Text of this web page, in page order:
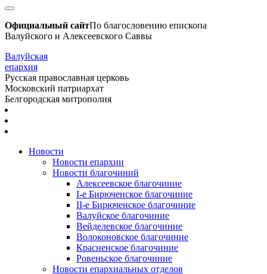
Официальный сайтПо благословению епископа
Валуйского и Алексеевского Саввы
Валуйская
епархия
Русская православная церковь
Московский патриархат
Белгородская митрополия
Новости
Новости епархии
Новости благочиний
Алексеевское благочиние
I-е Бирюченское благочиние
II-е Бирюченское благочиние
Валуйское благочиние
Вейделевское благочиние
Волоконовское благочиние
Красненское благочиние
Ровеньское благочиние
Новости епархиальных отделов